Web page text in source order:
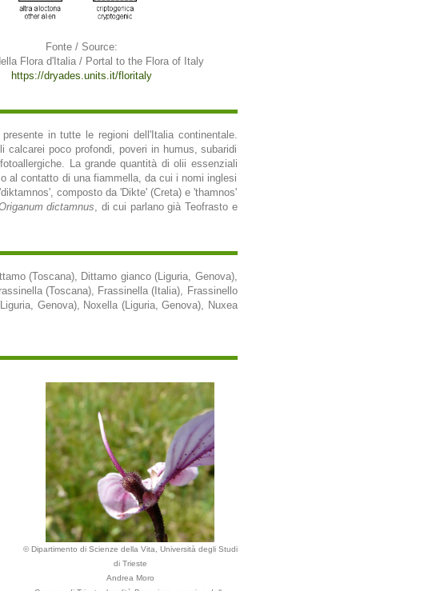
Fonte / Source:
Flora d'Italia / Portal to the Flora of Italy
https://dryades.units.it/floritaly
in tutte le regioni dell'Italia continentale.
poco profondi, poveri in humus, subaridi
La grande quantità di olii essenziali
al contatto di una fiammella, da cui i nomi inglesi
composto da 'Dikte' (Creta) e 'thamnos'
dictamnus, di cui parlano già Teofrasto e
(Toscana), Dittamo gianco (Liguria, Genova),
(Toscana), Frassinella (Italia), Frassinello
Genova), Noxella (Liguria, Genova), Nuxea
© Dipartimento di Scienze della Vita, Università degli Studi
di Trieste
Andrea Moro